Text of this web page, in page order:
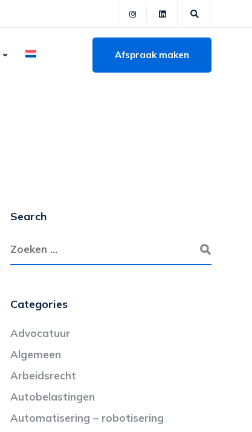
Afspraak maken
Search
Categories
Advocatuur
Algemeen
Arbeidsrecht
Autobelastingen
Automatisering – robotisering